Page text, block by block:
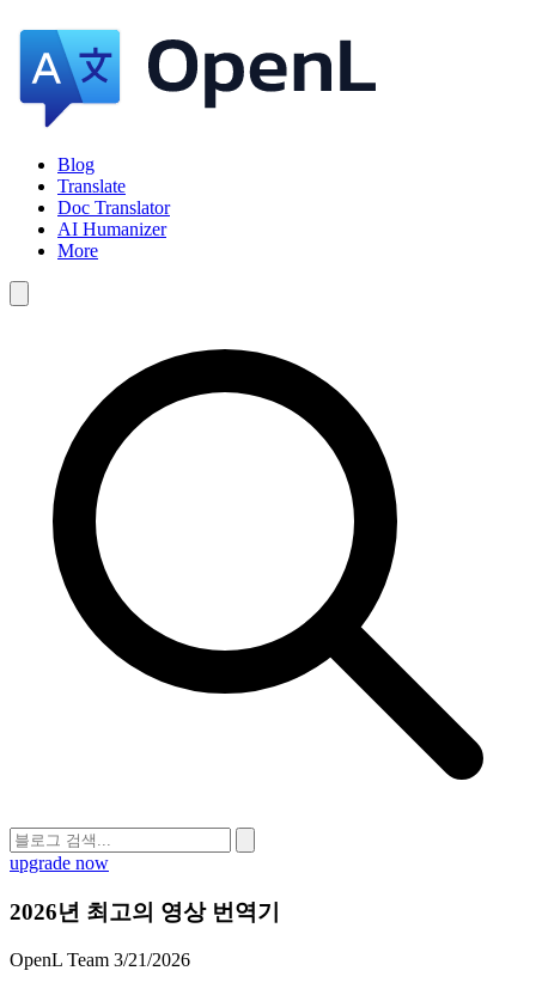
Blog
Translate
Doc Translator
AI Humanizer
More
upgrade now
2026년 최고의 영상 번역기
OpenL Team 3/21/2026